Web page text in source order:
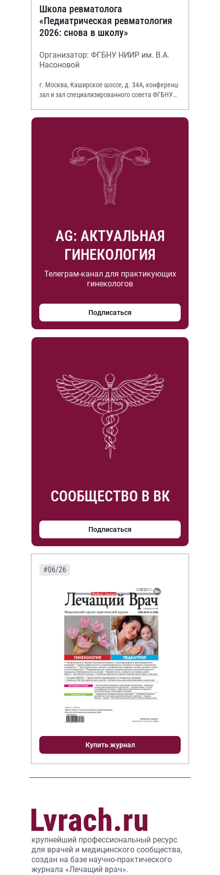
Школа ревматолога
«Педиатрическая ревматология
2026: снова в школу»
Организатор: ФГБНУ НИИР им. В.А.
Насоновой
г. Москва, Каширское шоссе, д. 34А, конференц-
зал и зал специализированного совета ФГБНУ
AG: АКТУАЛЬНАЯ
ГИНЕКОЛОГИЯ
Телеграм-канал для практикующих
гинекологов
Подписаться
СООБЩЕСТВО В ВК
Подписаться
#06/26
Купить журнал
крупнейший профессиональный ресурс
для врачей и медицинского сообщества,
создан на базе научно-практического
журнала «Лечащий врач».